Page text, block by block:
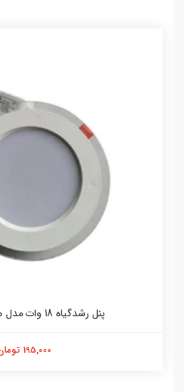
پنل رشدگیاه 18 وات مدل هالوژنی نچرال
195,000 تومان